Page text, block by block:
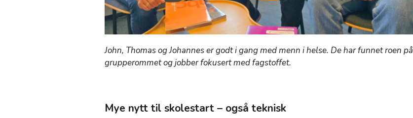
John, Thomas og Johannes er godt i gang med menn i helse. De har funnet roen på
grupperommet og jobber fokusert med fagstoffet.
Mye nytt til skolestart – også teknisk